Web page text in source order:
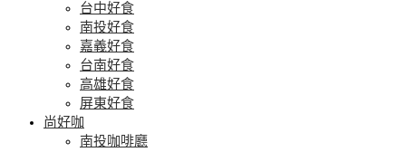
台中好食
南投好食
嘉義好食
台南好食
高雄好食
屏東好食
尚好咖
南投咖啡廳